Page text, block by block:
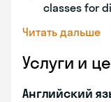
classes for
Читать дальше
Услуги и
Английский